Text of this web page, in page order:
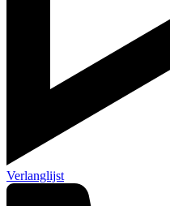
Verlanglijst